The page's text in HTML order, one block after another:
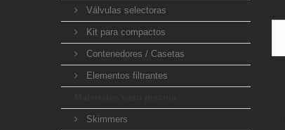
Válvulas selectoras
Kit para compactos
Contenedores / Casetas
Elementos filtrantes
Skimmers